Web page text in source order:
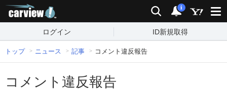
検索 通知
i
ログイン ID新規取得
トップ ニュース 記事 コメント違反報告
コメント違反報告